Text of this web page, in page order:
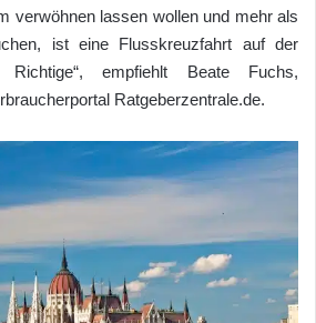
verwöhnen lassen wollen und mehr als
ist eine Flusskreuzfahrt auf der
empfiehlt Beate Fuchs,
Ratgeberzentrale.de.